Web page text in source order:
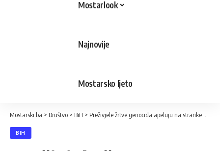
Mostarlook
Najnovije
Mostarsko ljeto
Mostarski.ba > Društvo > BiH > Preživjele žrtve genocida apeluju na stranke da pomognu u progonu ratnih zločinaca
BIH